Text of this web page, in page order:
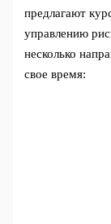
предлагают
управлению
несколько
свое время: